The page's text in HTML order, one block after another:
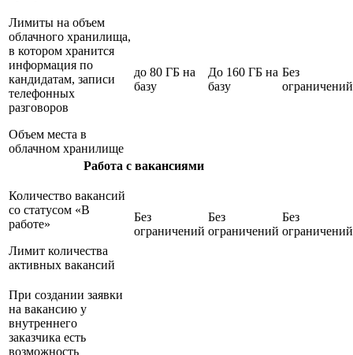
Лимиты на объем
облачного хранилища,
в котором хранится
информация по
кандидатам, записи
телефонных
разговоров
Объем места в
облачном хранилище
до 80 ГБ на
базу
До 160 ГБ на
базу
Без
ограничений
Работа с вакансиями
Количество вакансий
со статусом «В
работе»
Лимит количества
активных вакансий
Без
ограничений
Без
ограничений
Без
ограничений
При создании заявки
на вакансию у
внутреннего
заказчика есть
возможность